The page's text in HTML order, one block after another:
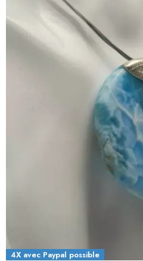
4X avec Paypal possible